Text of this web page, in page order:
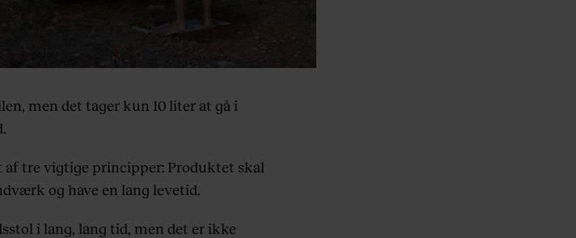
men det tager kun 10 liter at gå i
af tre vigtige principper: Produktet skal
og have en lang levetid.
i lang, lang tid, men det er ikke